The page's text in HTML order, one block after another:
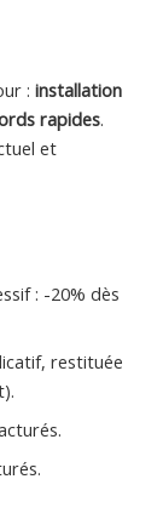
: installation
rapides.
et
: -20% dès
restituée